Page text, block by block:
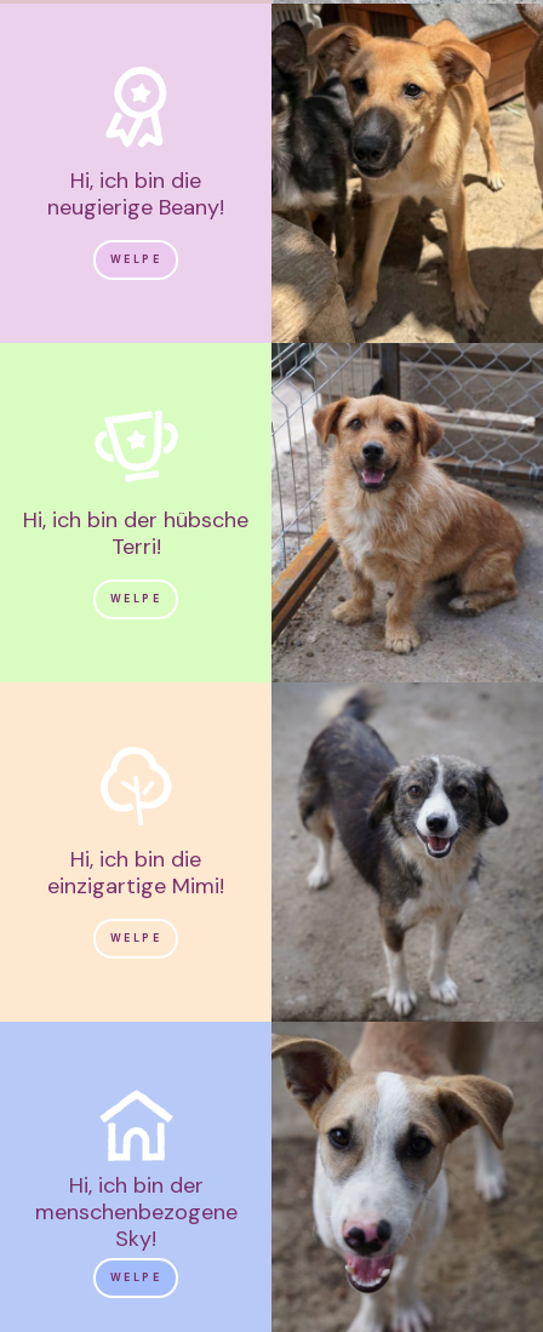
Hi, ich bin die
neugierige Beany!
WELPE
Hi, ich bin der hübsche
Terri!
WELPE
Hi, ich bin die
einzigartige Mimi!
WELPE
Hi, ich bin der
menschenbezogene
Sky!
WELPE